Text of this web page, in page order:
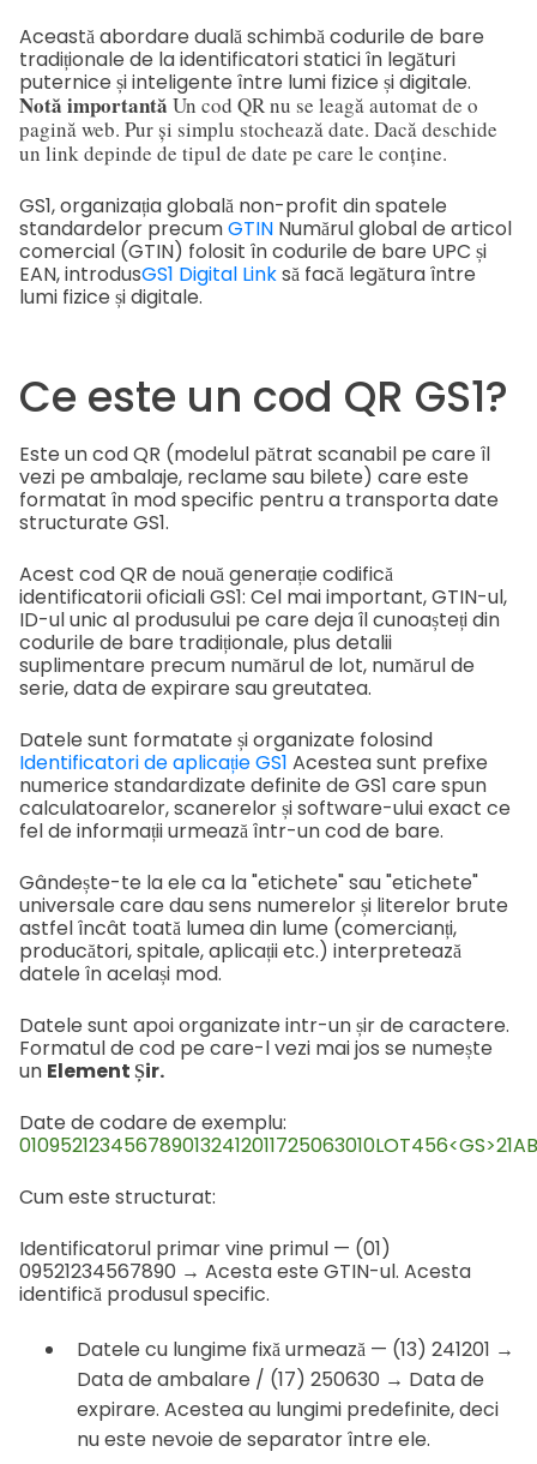
Această abordare duală schimbă codurile de bare
tradiționale de la identificatori statici în legături
puternice și inteligente între lumi fizice și digitale.
Notă importantă Un cod QR nu se leagă automat de o
pagină web. Pur și simplu stochează date. Dacă deschide
un link depinde de tipul de date pe care le conține.
GS1, organizația globală non-profit din spatele
standardelor precumGTIN Numărul global de articol
comercial (GTIN) folosit în codurile de bare UPC și
EAN, introdusGS1 Digital Linksă facă legătura între
lumi fizice și digitale.
Ce este un cod QR GS1?
Este un cod QR (modelul pătrat scanabil pe care îl
vezi pe ambalaje, reclame sau bilete) care este
formatat în mod specific pentru a transporta date
structurate GS1.
Acest cod QR de nouă generație codifică
identificatorii oficiali GS1: Cel mai important, GTIN-ul,
ID-ul unic al produsului pe care deja îl cunoașteți din
codurile de bare tradiționale, plus detalii
suplimentare precum numărul de lot, numărul de
serie, data de expirare sau greutatea.
Datele sunt formatate și organizate folosind
Identificatori de aplicație GS1 Acestea sunt prefixe
numerice standardizate definite de GS1 care spun
calculatoarelor, scanerelor și software-ului exact ce
fel de informații urmează într-un cod de bare.
Gândește-te la ele ca la "etichete" sau "etichete"
universale care dau sens numerelor și literelor brute
astfel încât toată lumea din lume (comercianți,
producători, spitale, aplicații etc.) interpretează
datele în același mod.
Datele sunt apoi organizate intr-un șir de caractere.
Formatul de cod pe care-l vezi mai jos se numește
un Element Șir.
Date de codare de exemplu:
Cum este structurat:
Identificatorul primar vine primul — (01)
09521234567890 → Acesta este GTIN-ul. Acesta
identifică produsul specific.
Datele cu lungime fixă urmează — (13) 241201 →
Data de ambalare / (17) 250630 → Data de
expirare. Acestea au lungimi predefinite, deci
nu este nevoie de separator între ele.